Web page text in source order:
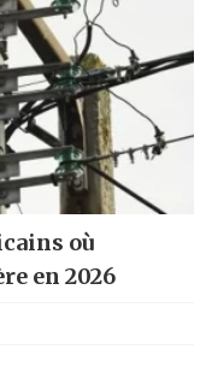
où
en 2026